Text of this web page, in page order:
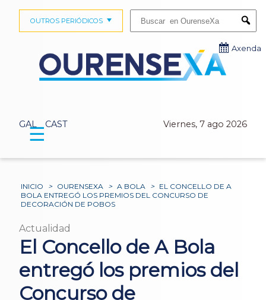
GAL CAST Viernes, 7 ago 2026
OUTROS PERIÓDICOS
Axenda
☰
INICIO > OURENSEXA > A BOLA > EL CONCELLO DE A
BOLA ENTREGÓ LOS PREMIOS DEL CONCURSO DE
DECORACIÓN DE POBOS
Actualidad
El Concello de A Bola
entregó los premios del
Concurso de